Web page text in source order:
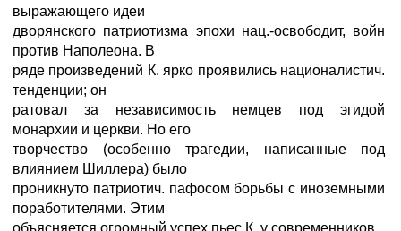
выражающего идеи
дворянского патриотизма эпохи нац.-освободит, войн
против Наполеона. В
ряде произведений К. ярко проявились националистич.
тенденции; он
ратовал за независимость немцев под эгидой
монархии и церкви. Но его
творчество (особенно трагедии, написанные под
влиянием Шиллера) было
проникнуто патриотич. пафосом борьбы с иноземными
поработителями. Этим
объясняется огромный успех пьес К. у современников.